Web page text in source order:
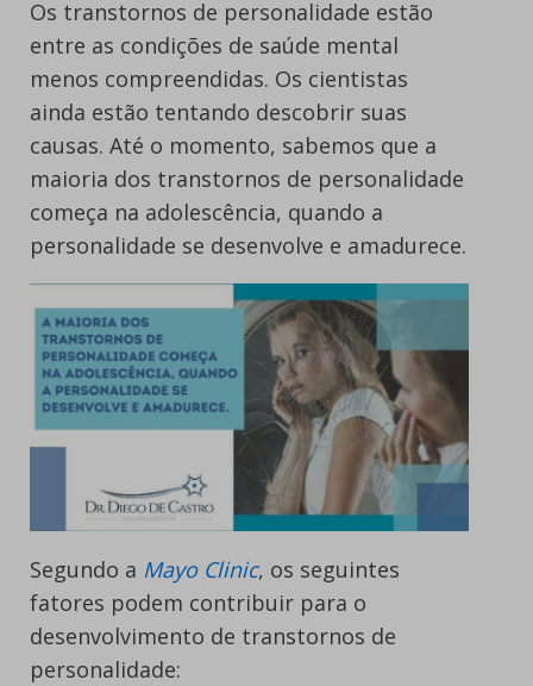
Os transtornos de personalidade estão
entre as condições de saúde mental
menos compreendidas. Os cientistas
ainda estão tentando descobrir suas
causas. Até o momento, sabemos que a
maioria dos transtornos de personalidade
começa na adolescência, quando a
personalidade se desenvolve e amadurece.
Segundo a Mayo Clinic, os seguintes
fatores podem contribuir para o
desenvolvimento de transtornos de
personalidade: